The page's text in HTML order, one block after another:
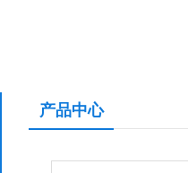
产品中心